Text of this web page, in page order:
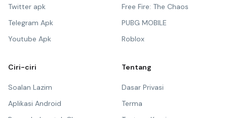
Twitter apk
Telegram Apk
Youtube Apk
Free Fire: The Chaos
PUBG MOBILE
Roblox
Ciri-ciri
Soalan Lazim
Aplikasi Android
Tentang
Dasar Privasi
Terma